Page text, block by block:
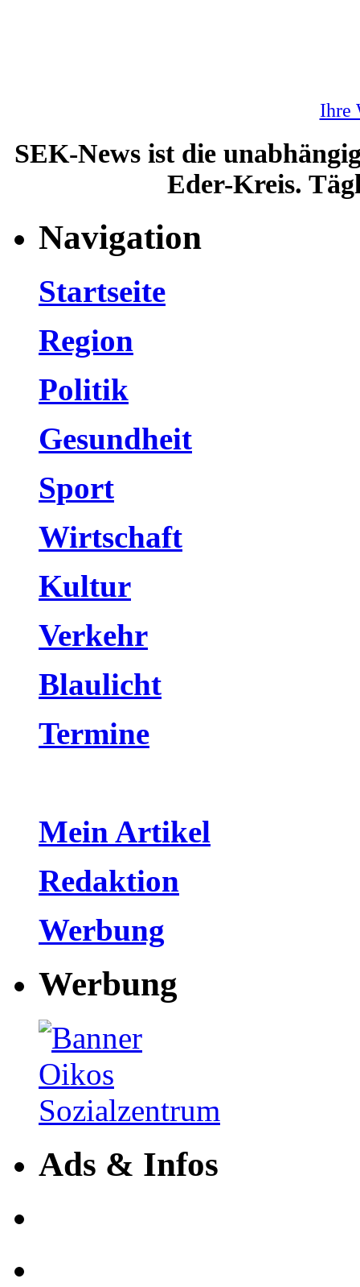
Ihre
SEK-News ist die
Eder-Kreis.
Navigation
Startseite
Region
Politik
Gesundheit
Sport
Wirtschaft
Kultur
Verkehr
Blaulicht
Termine
Mein Artikel
Redaktion
Werbung
Werbung
Ads & Infos